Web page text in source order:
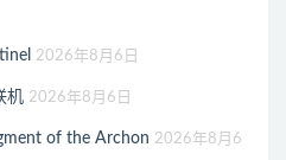
2026年8月6日
机 2026年8月6日
of the Archon 2026年8月6